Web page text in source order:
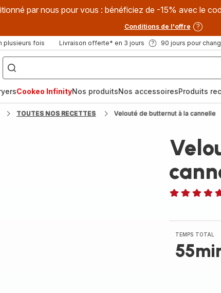
par nous pour vous : bénéficiez de -15% avec le
Conditions de l'offre
plusieurs fois Livraison offerte* en 3 jours 90 jours pour
["Que
recherchez-
vous
?",
fryer",
"Companion"]
Cookeo InfinityNos produitsNos accessoiresProduits
TOUTES NOS RECETTES Velouté de butternut à la cannelle
TEMPS TOTAL